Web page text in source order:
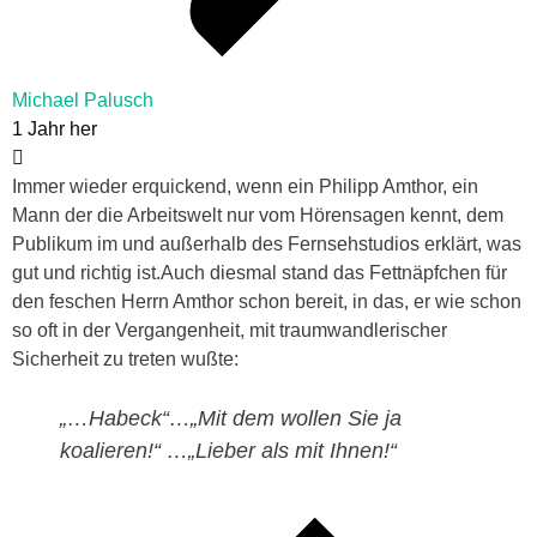
Michael Palusch
1 Jahr her
Immer wieder erquickend, wenn ein Philipp Amthor, ein
Mann der die Arbeitswelt nur vom Hörensagen kennt, dem
Publikum im und außerhalb des Fernsehstudios erklärt, was
gut und richtig ist.Auch diesmal stand das Fettnäpfchen für
den feschen Herrn Amthor schon bereit, in das, er wie schon
so oft in der Vergangenheit, mit traumwandlerischer
Sicherheit zu treten wußte:
„…Habeck“…„Mit dem wollen Sie ja
koalieren!“ …„Lieber als mit Ihnen!“